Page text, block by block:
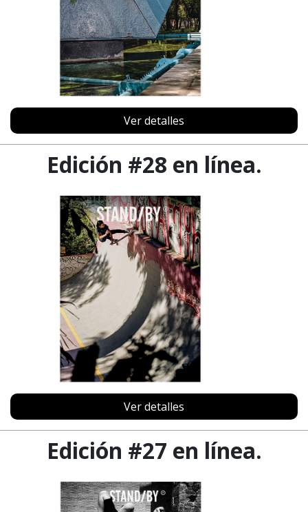
Ver detalles
Edición #28 en línea.
Ver detalles
Edición #27 en línea.